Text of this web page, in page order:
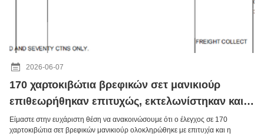
2026-06-07
170 χαρτοκιβώτια βρεφικών σετ μανικιούρ
επιθεωρήθηκαν επιτυχώς, εκτελωνίστηκαν και
στάλθηκαν σήμερα
Είμαστε στην ευχάριστη θέση να ανακοινώσουμε ότι ο έλεγχος σε 170
χαρτοκιβώτια σετ βρεφικών μανικιούρ ολοκληρώθηκε με επιτυχία και η